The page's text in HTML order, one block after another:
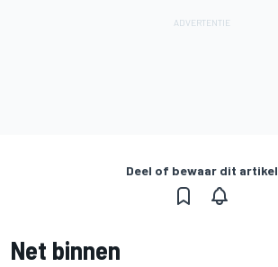
Deel of bewaar dit artikel
Net binnen